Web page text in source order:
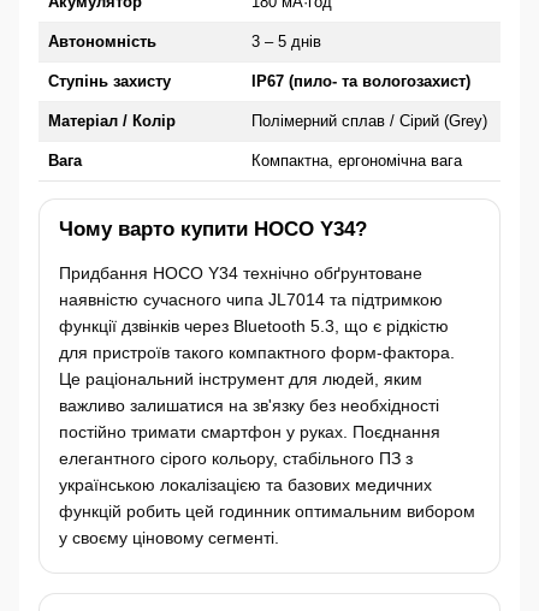
Автономність 3 – 5 днів
Ступінь захисту IP67 (пило- та вологозахист)
Матеріал / Колір Полімерний сплав / Сірий (Grey)
Вага Компактна, ергономічна вага
Чому варто купити HOCO Y34?
Придбання HOCO Y34 технічно обґрунтоване
наявністю сучасного чипа JL7014 та підтримкою
функції дзвінків через Bluetooth 5.3, що є рідкістю
для пристроїв такого компактного форм-фактора.
Це раціональний інструмент для людей, яким
важливо залишатися на зв'язку без необхідності
постійно тримати смартфон у руках. Поєднання
елегантного сірого кольору, стабільного ПЗ з
українською локалізацією та базових медичних
функцій робить цей годинник оптимальним вибором
у своєму ціновому сегменті.